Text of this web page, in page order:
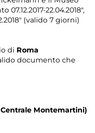
22.04.2018",
(valido 7 giorni)
di Roma
documento che
Montemartini)